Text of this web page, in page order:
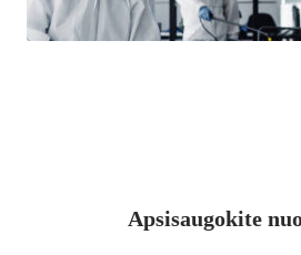
Apsisaugokite